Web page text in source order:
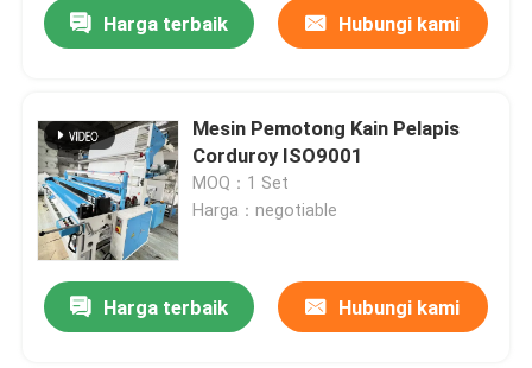
Harga terbaik Hubungi kami
Mesin Pemotong Kain Pelapis
Corduroy ISO9001
MOQ：1 Set
Harga：negotiable
Harga terbaik Hubungi kami